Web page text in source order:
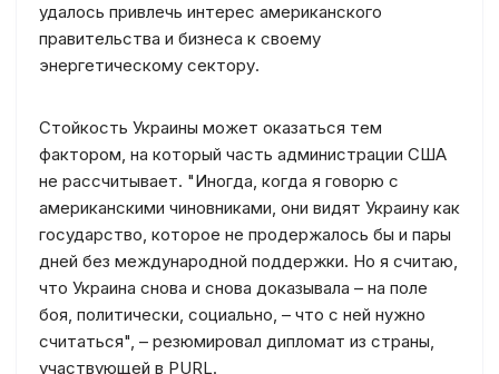
удалось привлечь интерес американского
правительства и бизнеса к своему
энергетическому сектору.
Стойкость Украины может оказаться тем
фактором, на который часть администрации США
не рассчитывает. "Иногда, когда я говорю с
американскими чиновниками, они видят Украину как
государство, которое не продержалось бы и пары
дней без международной поддержки. Но я считаю,
что Украина снова и снова доказывала – на поле
боя, политически, социально, – что с ней нужно
считаться", – резюмировал дипломат из страны,
участвующей в PURL.